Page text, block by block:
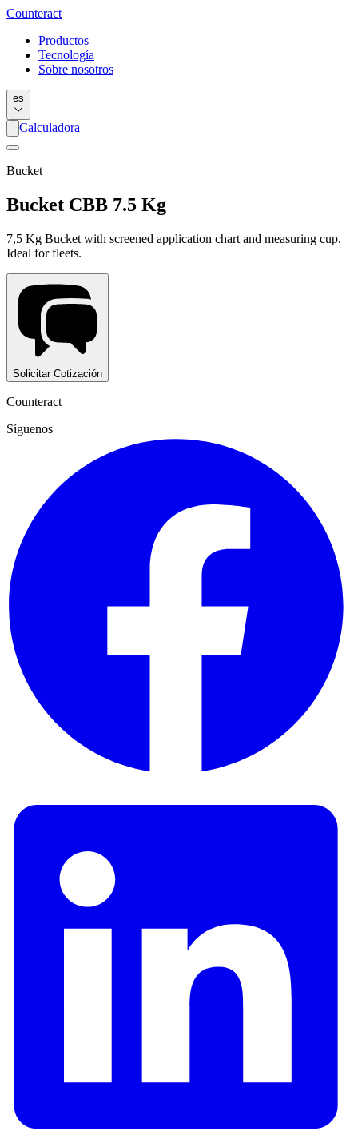
Counteract
Productos
Tecnología
Sobre nosotros
es
Calculadora
Bucket
Bucket CBB 7.5 Kg
7,5 Kg Bucket with screened application chart and measuring cup.
Ideal for fleets.
Solicitar Cotización
Counteract
Síguenos